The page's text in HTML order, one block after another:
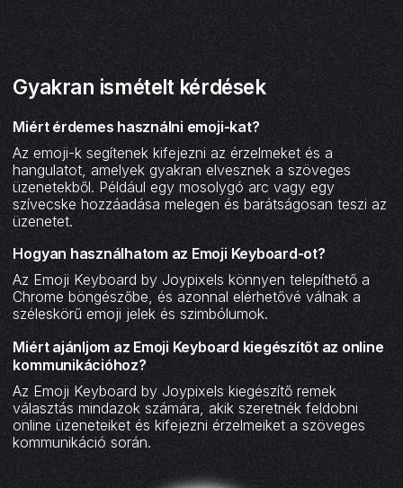
Gyakran ismételt kérdések
Miért érdemes használni emoji-kat?
Az emoji-k segítenek kifejezni az érzelmeket és a
hangulatot, amelyek gyakran elvesznek a szöveges
üzenetekből. Például egy mosolygó arc vagy egy
szívecske hozzáadása melegen és barátságosan teszi az
üzenetet.
Hogyan használhatom az Emoji Keyboard-ot?
Az Emoji Keyboard by Joypixels könnyen telepíthető a
Chrome böngészőbe, és azonnal elérhetővé válnak a
széleskörű emoji jelek és szimbólumok.
Miért ajánljom az Emoji Keyboard kiegészítőt az online
kommunikációhoz?
Az Emoji Keyboard by Joypixels kiegészítő remek
választás mindazok számára, akik szeretnék feldobni
online üzeneteiket és kifejezni érzelmeiket a szöveges
kommunikáció során.